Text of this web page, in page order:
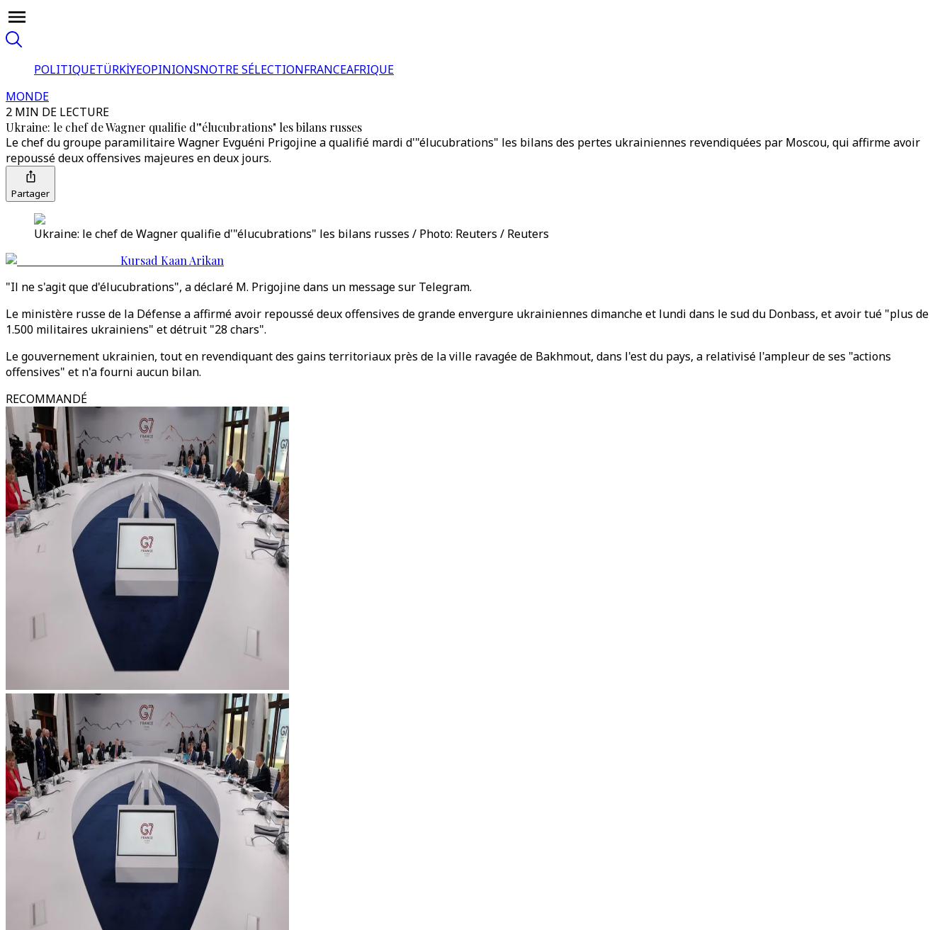
POLITIQUETÜRKİYEOPINIONSNOTRE SÉLECTIONFRANCEAFRIQUE
MONDE
2 MIN DE LECTURE
Ukraine: le chef de Wagner qualifie d'"élucubrations" les bilans russes
Le chef du groupe paramilitaire Wagner Evguéni Prigojine a qualifié mardi d'"élucubrations" les bilans des pertes ukrainiennes revendiquées par Moscou, qui affirme avoir
repoussé deux offensives majeures en deux jours.
Partager
Ukraine: le chef de Wagner qualifie d'"élucubrations" les bilans russes / Photo: Reuters / Reuters
Kursad Kaan Arikan
"Il ne s'agit que d'élucubrations", a déclaré M. Prigojine dans un message sur Telegram.
Le ministère russe de la Défense a affirmé avoir repoussé deux offensives de grande envergure ukrainiennes dimanche et lundi dans le sud du Donbass, et avoir tué "plus de
1.500 militaires ukrainiens" et détruit "28 chars".
Le gouvernement ukrainien, tout en revendiquant des gains territoriaux près de la ville ravagée de Bakhmout, dans l'est du pays, a relativisé l'ampleur de ses "actions
offensives" et n'a fourni aucun bilan.
RECOMMANDÉ